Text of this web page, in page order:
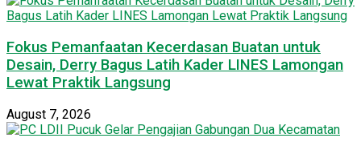
Fokus Pemanfaatan Kecerdasan Buatan untuk
Desain, Derry Bagus Latih Kader LINES Lamongan
Lewat Praktik Langsung
August 7, 2026